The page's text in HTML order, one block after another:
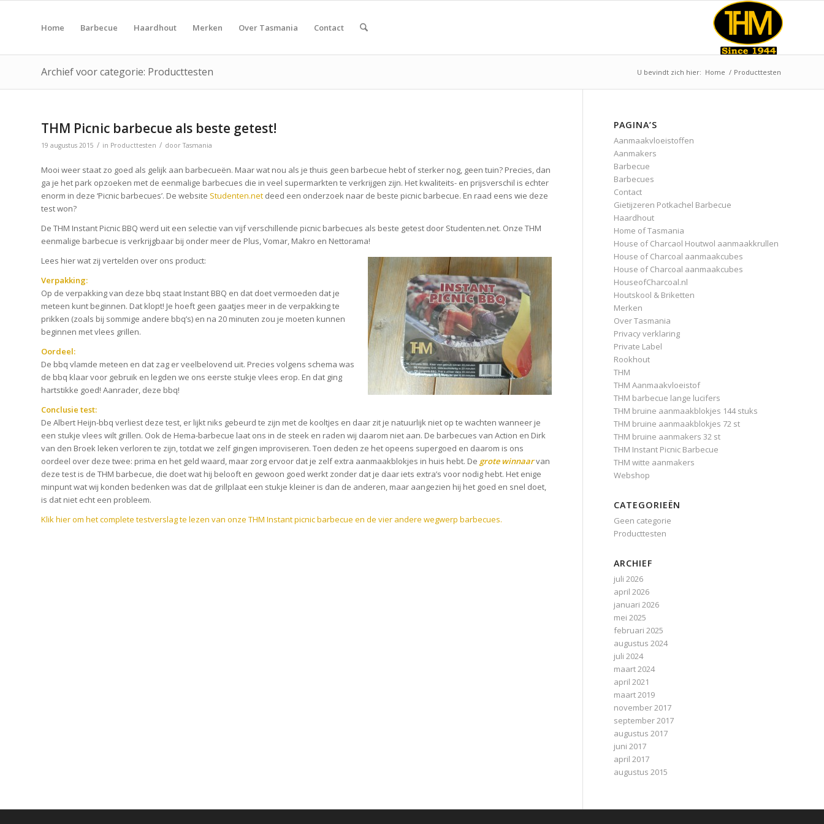
Home Barbecue Haardhout Merken Over Tasmania Contact
Archief voor categorie: Producttesten U bevindt zich hier: Home / Producttesten
THM Picnic barbecue als beste getest!
19 augustus 2015 / in Producttesten / doorTasmania
Mooi weer staat zo goed als gelijk aan barbecueën. Maar wat nou als je thuis geen barbecue hebt of sterker nog, geen tuin? Precies, dan
ga je het park opzoeken met de eenmalige barbecues die in veel supermarkten te verkrijgen zijn. Het kwaliteits- en prijsverschil is echter
enorm in deze ‘Picnic barbecues’. De website Studenten.net deed een onderzoek naar de beste picnic barbecue. En raad eens wie deze
test won?
De THM Instant Picnic BBQ werd uit een selectie van vijf verschillende picnic barbecues als beste getest door Studenten.net. Onze THM
eenmalige barbecue is verkrijgbaar bij onder meer de Plus, Vomar, Makro en Nettorama!
Lees hier wat zij vertelden over ons product:
Verpakking:
Op de verpakking van deze bbq staat Instant BBQ en dat doet vermoeden dat je
meteen kunt beginnen. Dat klopt! Je hoeft geen gaatjes meer in de verpakking te
prikken (zoals bij sommige andere bbq’s) en na 20 minuten zou je moeten kunnen
beginnen met vlees grillen.
Oordeel:
De bbq vlamde meteen en dat zag er veelbelovend uit. Precies volgens schema was
de bbq klaar voor gebruik en legden we ons eerste stukje vlees erop. En dat ging
hartstikke goed! Aanrader, deze bbq!
Conclusie test:
De Albert Heijn-bbq verliest deze test, er lijkt niks gebeurd te zijn met de kooltjes en daar zit je natuurlijk niet op te wachten wanneer je
een stukje vlees wilt grillen. Ook de Hema-barbecue laat ons in de steek en raden wij daarom niet aan. De barbecues van Action en Dirk
van den Broek leken verloren te zijn, totdat we zelf gingen improviseren. Toen deden ze het opeens supergoed en daarom is ons
oordeel over deze twee: prima en het geld waard, maar zorg ervoor dat je zelf extra aanmaakblokjes in huis hebt. De grote winnaarvan
deze test is de THM barbecue, die doet wat hij belooft en gewoon goed werkt zonder dat je daar iets extra’s voor nodig hebt. Het enige
minpunt wat wij konden bedenken was dat de grillplaat een stukje kleiner is dan de anderen, maar aangezien hij het goed en snel doet,
is dat niet echt een probleem.
Klik hier om het complete testverslag te lezen van onze THM Instant picnic barbecue en de vier andere wegwerp barbecues.
PAGINA’S
Aanmaakvloeistoffen
Aanmakers
Barbecue
Barbecues
Contact
Gietijzeren Potkachel Barbecue
Haardhout
Home of Tasmania
House of Charcaol Houtwol aanmaakkrullen
House of Charcoal aanmaakcubes
House of Charcoal aanmaakcubes
HouseofCharcoal.nl
Houtskool & Briketten
Merken
Over Tasmania
Privacy verklaring
Private Label
Rookhout
THM
THM Aanmaakvloeistof
THM barbecue lange lucifers
THM bruine aanmaakblokjes 144 stuks
THM bruine aanmaakblokjes 72 st
THM bruine aanmakers 32 st
THM Instant Picnic Barbecue
THM witte aanmakers
Webshop
CATEGORIEËN
Geen categorie
Producttesten
ARCHIEF
juli 2026
april 2026
januari 2026
mei 2025
februari 2025
augustus 2024
juli 2024
maart 2024
april 2021
maart 2019
november 2017
september 2017
augustus 2017
juni 2017
april 2017
augustus 2015